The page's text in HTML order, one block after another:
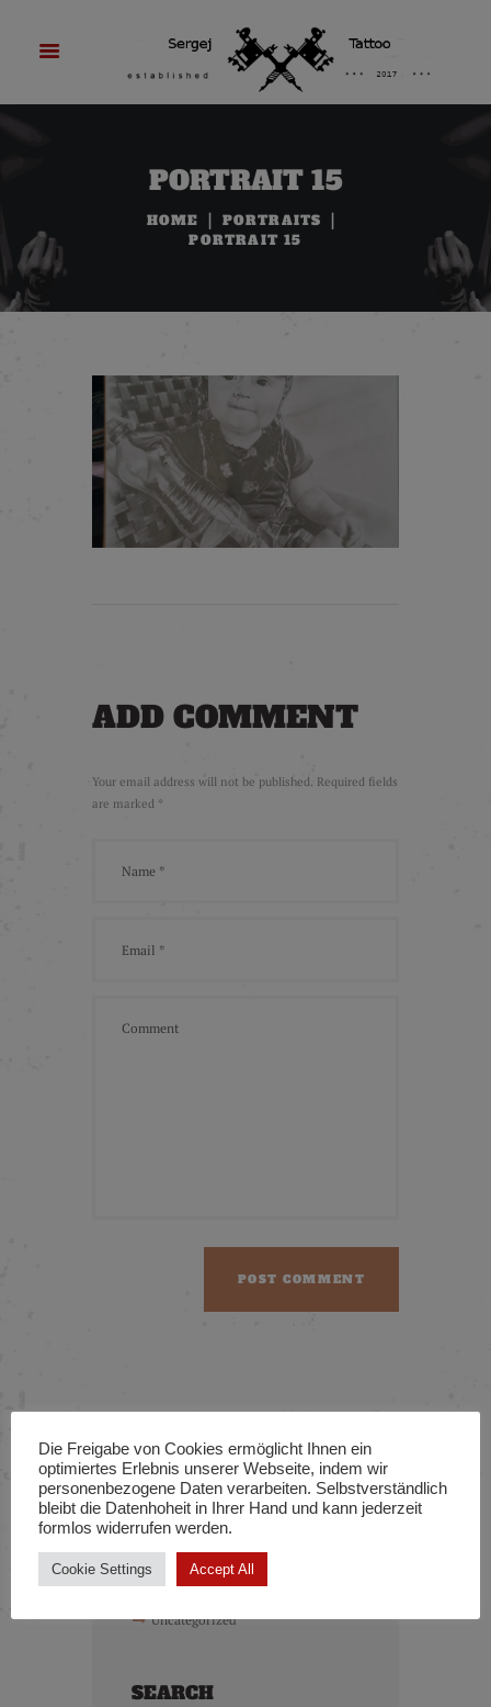
PORTRAIT 15
HOME
PORTRAITS
PORTRAIT 15
ADD COMMENT
Your email address will not be published. Required fields
are marked *
KATEGORIEN
Cover-UP
Portraits
Uncategorized
SEARCH
Die Freigabe von Cookies ermöglicht Ihnen ein
optimiertes Erlebnis unserer Webseite, indem wir
personenbezogene Daten verarbeiten. Selbstverständlich
bleibt die Datenhoheit in Ihrer Hand und kann jederzeit
formlos widerrufen werden.
Cookie Settings Accept All